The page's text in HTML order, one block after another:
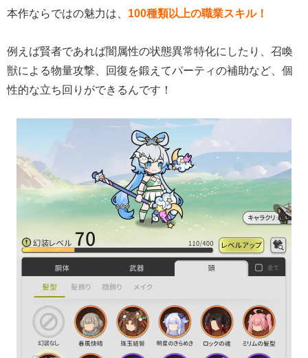
本作ならではの魅力は、 100種類以上の職業スキル！
例えば賢者であれば闇属性の状態異常特化にしたり、召喚
獣による物量攻撃、回復を鍛えてパーティの補助など、個
性的な立ち回りができるんです！